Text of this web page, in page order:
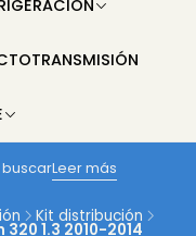
TRANSMISIÓN
Leer más
Kit distribución
1.3 2010-2014